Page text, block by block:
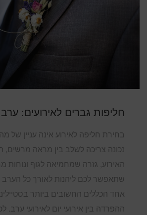
חליפות גברים לאירועים: ערב
בחירת חליפה לאירוע אינה עניין של
נכונה צריכה לשלב בין מראה מרשים,
האירוע, גזרה שמחמיאה לגוף ונוחות
שתאפשר לכם ליהנות לאורך כל הערב
אחד הכללים החשובים ביותר
ההפרדה בין אירועי יום לאירועי ערב.